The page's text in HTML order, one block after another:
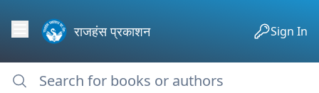
राजहंस प्रकाशन Sign In